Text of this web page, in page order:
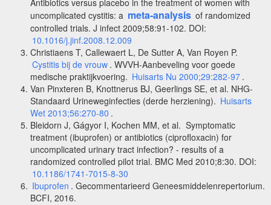
uncomplicated cystitis: a meta-analysis of randomized
controlled trials. J infect 2009;58:91-102. DOI:
10.1016/j.jinf.2008.12.009
Christiaens T, Callewaert L, De Sutter A, Van Royen P.
Cystitis bij de vrouw . WVVH-Aanbeveling voor goede
medische praktijkvoering. Huisarts Nu 2000;29:282-97 .
Van Pinxteren B, Knottnerus BJ, Geerlings SE, et al. NHG-
Standaard Urineweginfecties (derde herziening). Huisarts
Wet 2013;56:270-80 .
Bleidorn J, Gágyor I, Kochen MM, et al. Symptomatic
treatment (ibuprofen) or antibiotics (ciprofloxacin) for
uncomplicated urinary tract infection? - results of a
randomized controlled pilot trial. BMC Med 2010;8:30. DOI:
10.1186/1741-7015-8-30
Ibuprofen . Gecommentarieerd Geneesmiddelenrepertorium.
BCFI, 2016.